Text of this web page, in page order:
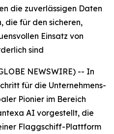
die zuverlässigen Daten
die für den sicheren,
Einsatz von
sind
NEWSWIRE) -- In
für die Unternehmens-
Pionier im Bereich
AI vorgestellt, die
Flaggschiff-Plattform